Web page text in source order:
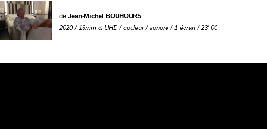
de Jean-Michel BOUHOURS
2020 / 16mm & UHD / couleur / sonore / 1 écran / 23' 00